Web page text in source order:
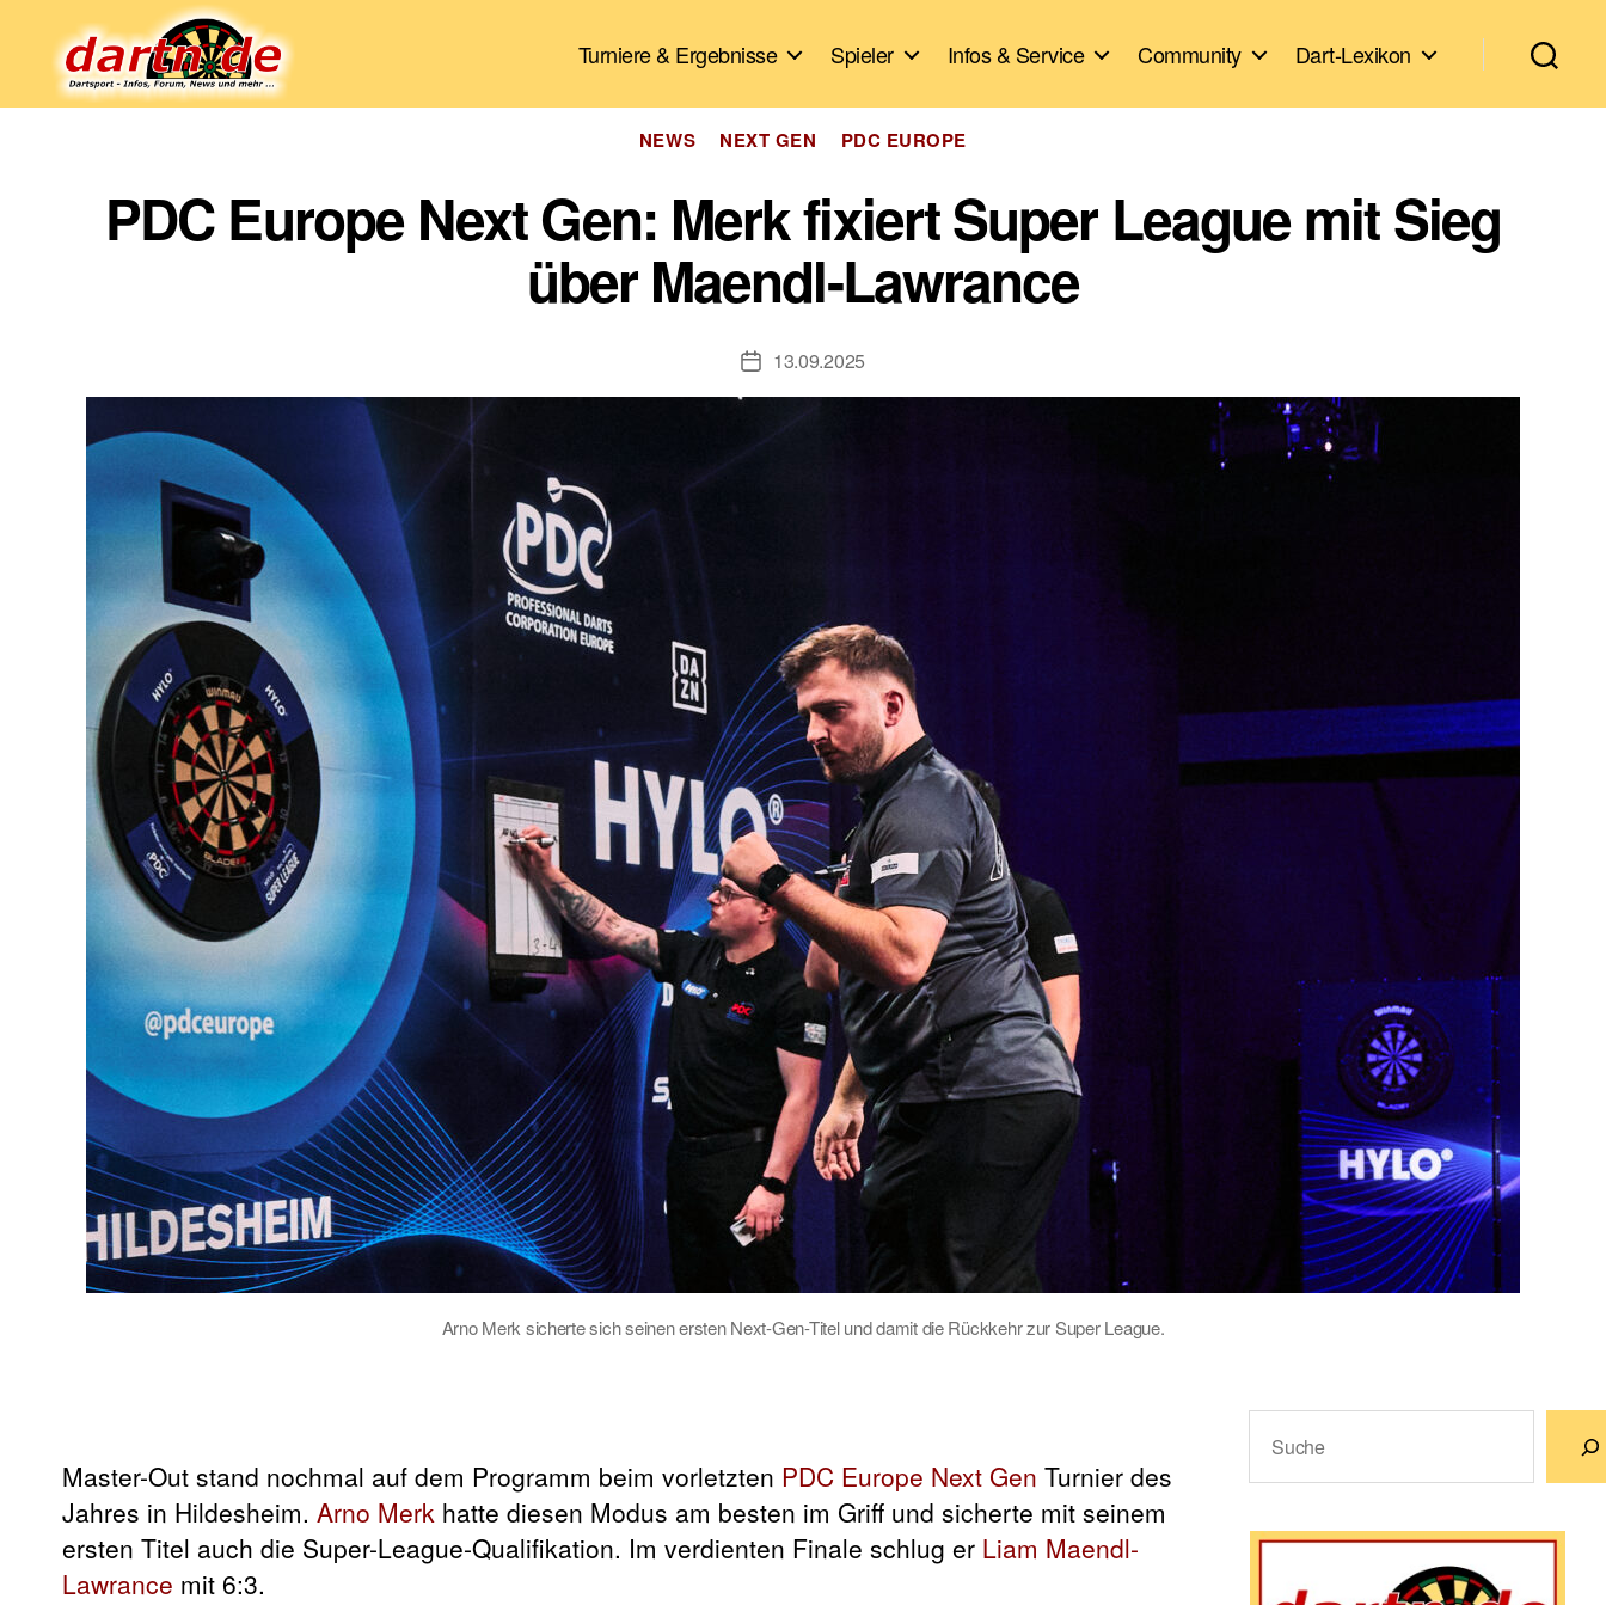
Turniere & Ergebnisse Spieler Infos & Service Community Dart-Lexikon
Kategorien
NEWS NEXT GEN PDC EUROPE
PDC Europe Next Gen: Merk fixiert Super League mit Sieg
über Maendl-Lawrance
Veröffentlichungsdatum
13.09.2025
Arno Merk sicherte sich seinen ersten Next-Gen-Titel und damit die Rückkehr zur Super League.
Master-Out stand nochmal auf dem Programm beim vorletzten PDC Europe Next Gen Turnier des
Jahres in Hildesheim. Arno Merk hatte diesen Modus am besten im Griff und sicherte mit seinem
ersten Titel auch die Super-League-Qualifikation. Im verdienten Finale schlug er Liam Maendl-
Lawrance mit 6:3.